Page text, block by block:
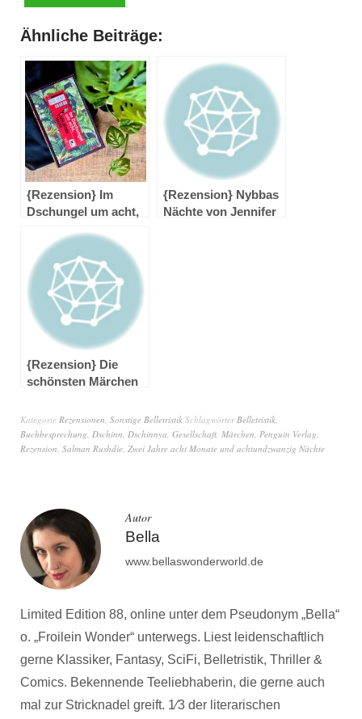
Ähnliche Beiträge:
{Rezension} Im
Dschungel um acht,
Katie Henry
{Rezension} Nybbas
Nächte von Jennifer
{Rezension} Die
schönsten Märchen
Andersen
Kategorie Rezensionen Sonstige Belletristik Schlagwörter Belletristik
Buchbesprechung Dschinn Dschinnya Gesellschaft Märchen Penguin Verlag
Rezension Salman Rushdie Zwei Jahre acht Monate und achtundzwanzig Nächte
Autor
Bella
www.bellaswonderworld.de
Limited Edition 88, online unter dem Pseudonym „Bella“
o. „Froilein Wonder“ unterwegs. Liest leidenschaftlich
gerne Klassiker, Fantasy, SciFi, Belletristik, Thriller &
Comics. Bekennende Teeliebhaberin, die gerne auch
mal zur Stricknadel greift. 1⁄3 der literarischen